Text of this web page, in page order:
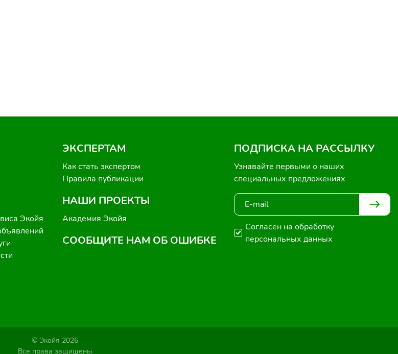
Экойя
ЭКСПЕРТАМ
Как стать экспертом
Правила публикации
НАШИ ПРОЕКТЫ
Академия Экойя
СООБЩИТЕ НАМ ОБ ОШИБКЕ
ПОДПИСКА НА РАССЫЛКУ
Узнавайте первыми о наших
специальных предложениях
Согласен на обработку
персональных данных
© Экойя 2026
Все права защищены